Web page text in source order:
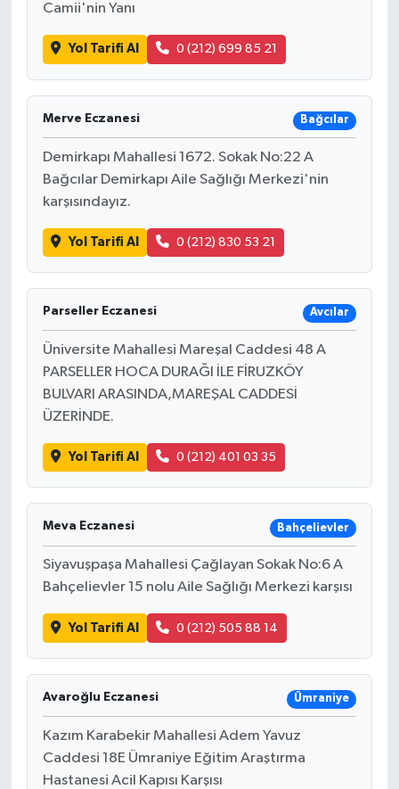
Camii'nin Yanı
Yol Tarifi Al 0 (212) 699 85 21
Merve Eczanesi Bağcılar
Demirkapı Mahallesi 1672. Sokak No:22 A
Bağcılar Demirkapı Aile Sağlığı Merkezi'nin
karşısındayız.
Yol Tarifi Al 0 (212) 830 53 21
Parseller Eczanesi Avcılar
Üniversite Mahallesi Mareşal Caddesi 48 A
PARSELLER HOCA DURAĞI İLE FİRUZKÖY
BULVARI ARASINDA,MAREŞAL CADDESİ
ÜZERİNDE.
Yol Tarifi Al 0 (212) 401 03 35
Meva Eczanesi Bahçelievler
Siyavuşpaşa Mahallesi Çağlayan Sokak No:6 A
Bahçelievler 15 nolu Aile Sağlığı Merkezi karşısı
Yol Tarifi Al 0 (212) 505 88 14
Avaroğlu Eczanesi Ümraniye
Kazım Karabekir Mahallesi Adem Yavuz
Caddesi 18E Ümraniye Eğitim Araştırma
Hastanesi Acil Kapısı Karşısı